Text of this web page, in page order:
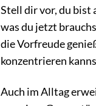
Stell dir vor, du bist
was du jetzt
die Vorfreude
konzentrieren
Auch im Alltag